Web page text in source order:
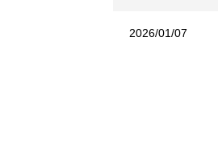
2026/01/07